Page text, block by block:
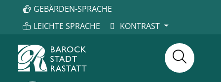
GEBÄRDEN-SPRACHE
LEICHTE SPRACHE
KONTRAST